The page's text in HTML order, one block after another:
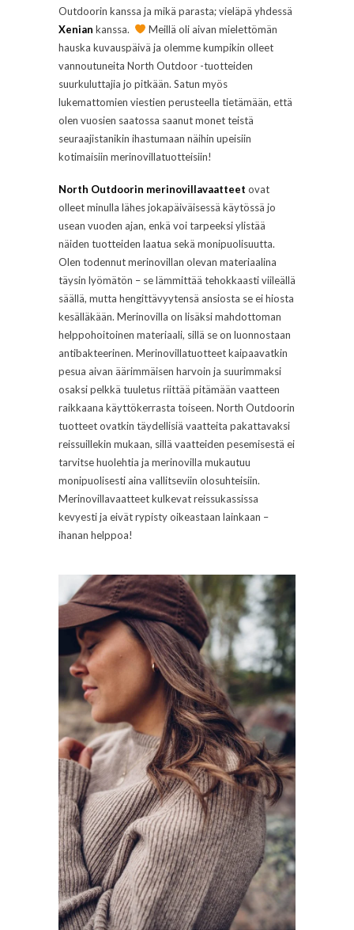
Outdoorin kanssa ja mikä parasta; vieläpä yhdessä
Xenian kanssa.
Meillä oli aivan mielettömän
hauska kuvauspäivä ja olemme kumpikin olleet
vannoutuneita North Outdoor -tuotteiden
suurkuluttajia jo pitkään. Satun myös
lukemattomien viestien perusteella tietämään, että
olen vuosien saatossa saanut monet teistä
seuraajistanikin ihastumaan näihin upeisiin
kotimaisiin merinovillatuotteisiin!
North Outdoorin merinovillavaatteet ovat
olleet minulla lähes jokapäiväisessä käytössä jo
usean vuoden ajan, enkä voi tarpeeksi ylistää
näiden tuotteiden laatua sekä monipuolisuutta.
Olen todennut merinovillan olevan materiaalina
täysin lyömätön – se lämmittää tehokkaasti viileällä
säällä, mutta hengittävyytensä ansiosta se ei hiosta
kesälläkään. Merinovilla on lisäksi mahdottoman
helppohoitoinen materiaali, sillä se on luonnostaan
antibakteerinen. Merinovillatuotteet kaipaavatkin
pesua aivan äärimmäisen harvoin ja suurimmaksi
osaksi pelkkä tuuletus riittää pitämään vaatteen
raikkaana käyttökerrasta toiseen. North Outdoorin
tuotteet ovatkin täydellisiä vaatteita pakattavaksi
reissuillekin mukaan, sillä vaatteiden pesemisestä ei
tarvitse huolehtia ja merinovilla mukautuu
monipuolisesti aina vallitseviin olosuhteisiin.
Merinovillavaatteet kulkevat reissukassissa
kevyesti ja eivät rypisty oikeastaan lainkaan –
ihanan helppoa!